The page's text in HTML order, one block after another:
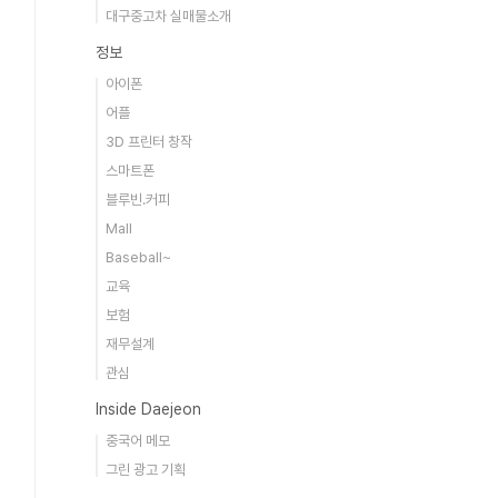
대구중고차 실매물소개
정보
아이폰
어플
3D 프린터 창작
스마트폰
블루빈.커피
Mall
Baseball~
교육
보험
재무설계
관심
Inside Daejeon
중국어 메모
그린 광고 기획